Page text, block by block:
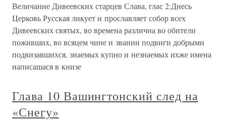
Величание Дивеевских старцев Слава, глас 2:Днесь
Церковь Русская ликует и прославляет собор всех
Дивеевских святых, во времена различна во обители
поживших, во всяцем чине и звании подвиги добрыми
подвизавшихся, знаемых купно и незнаемых ихже имена
написашася в книзе
Глава 10 Вашингтонский след на
«Снегу»